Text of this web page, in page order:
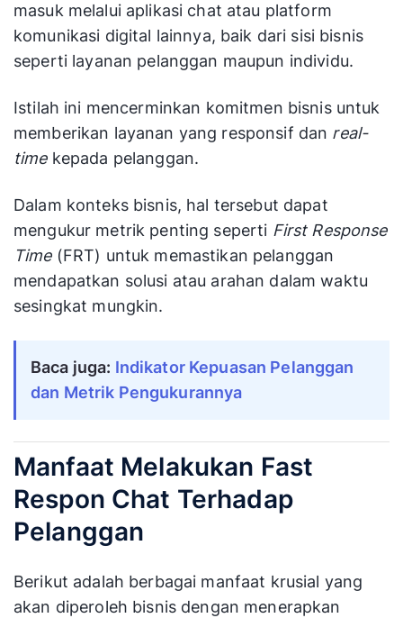
masuk melalui aplikasi chat atau platform
komunikasi digital lainnya, baik dari sisi bisnis
seperti layanan pelanggan maupun individu.
Istilah ini mencerminkan komitmen bisnis untuk
memberikan layanan yang responsif dan real-
time kepada pelanggan.
Dalam konteks bisnis, hal tersebut dapat
mengukur metrik penting seperti First Response
Time(FRT) untuk memastikan pelanggan
mendapatkan solusi atau arahan dalam waktu
sesingkat mungkin.
Baca juga: Indikator Kepuasan Pelanggan
dan Metrik Pengukurannya
Manfaat Melakukan Fast
Respon Chat Terhadap
Pelanggan
Berikut adalah berbagai manfaat krusial yang
akan diperoleh bisnis dengan menerapkan